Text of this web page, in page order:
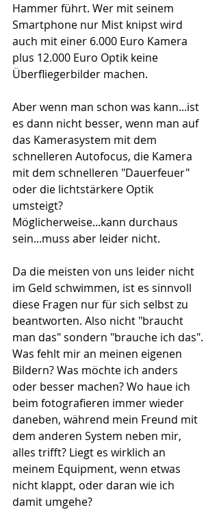
Hammer führt. Wer mit seinem
Smartphone nur Mist knipst wird
auch mit einer 6.000 Euro Kamera
plus 12.000 Euro Optik keine
Überfliegerbilder machen.
Aber wenn man schon was kann...ist
es dann nicht besser, wenn man auf
das Kamerasystem mit dem
schnelleren Autofocus, die Kamera
mit dem schnelleren "Dauerfeuer"
oder die lichtstärkere Optik
umsteigt?
Möglicherweise...kann durchaus
sein...muss aber leider nicht.
Da die meisten von uns leider nicht
im Geld schwimmen, ist es sinnvoll
diese Fragen nur für sich selbst zu
beantworten. Also nicht "braucht
man das" sondern "brauche ich das".
Was fehlt mir an meinen eigenen
Bildern? Was möchte ich anders
oder besser machen? Wo haue ich
beim fotografieren immer wieder
daneben, während mein Freund mit
dem anderen System neben mir,
alles trifft? Liegt es wirklich an
meinem Equipment, wenn etwas
nicht klappt, oder daran wie ich
damit umgehe?